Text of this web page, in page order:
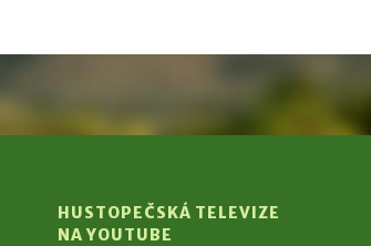
HUSTOPEČSKÁ TELEVIZE
NA YOUTUBE